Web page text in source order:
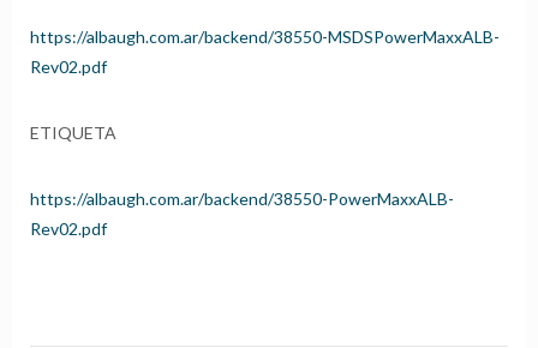
https://albaugh.com.ar/backend/38550-MSDSPowerMaxxALB-
Rev02.pdf
ETIQUETA
https://albaugh.com.ar/backend/38550-PowerMaxxALB-
Rev02.pdf